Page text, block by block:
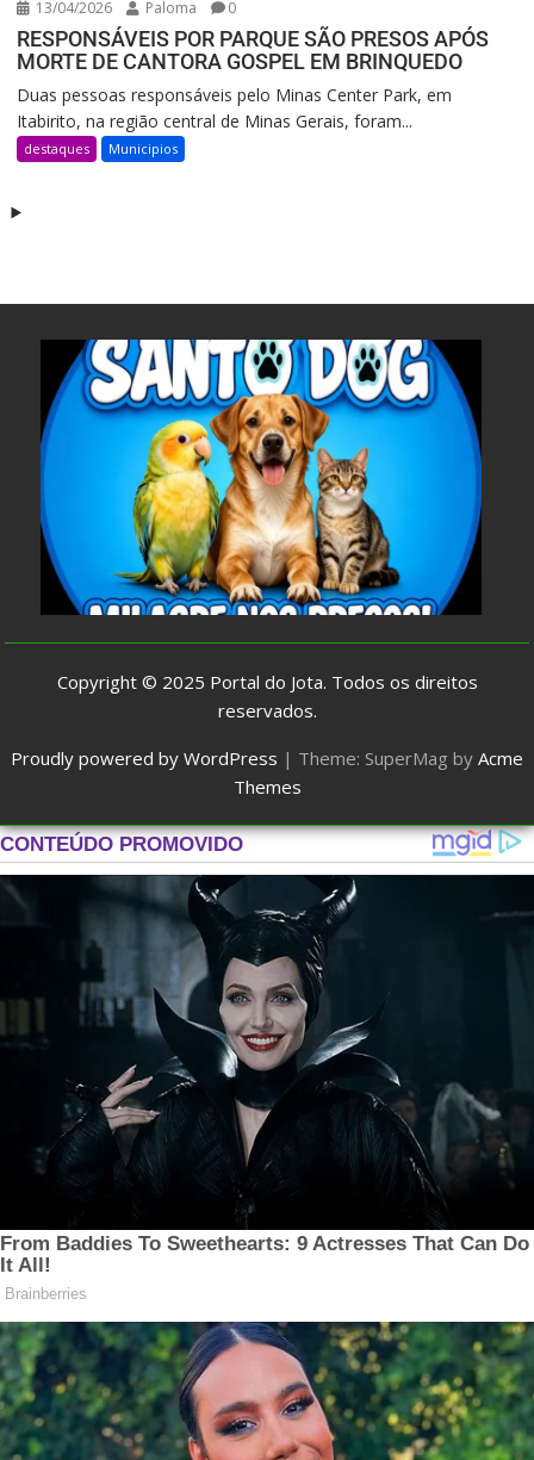
13/04/2026 Paloma 0
RESPONSÁVEIS POR PARQUE SÃO PRESOS APÓS
MORTE DE CANTORA GOSPEL EM BRINQUEDO
Duas pessoas responsáveis pelo Minas Center Park, em
Itabirito, na região central de Minas Gerais, foram...
destaques Municipios
Copyright © 2025 Portal do Jota. Todos os direitos
reservados.
Proudly powered by WordPress | Theme: SuperMag by Acme
Themes